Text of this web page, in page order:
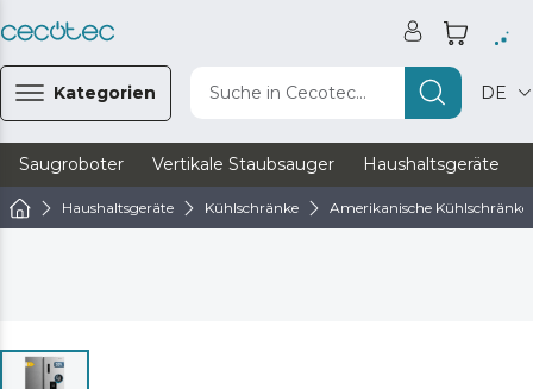
Kategorien Suche in Cecotec... DE
Saugroboter Vertikale Staubsauger Haushaltsgeräte
Haushaltsgeräte Kühlschränke Amerikanische Kühlschränke